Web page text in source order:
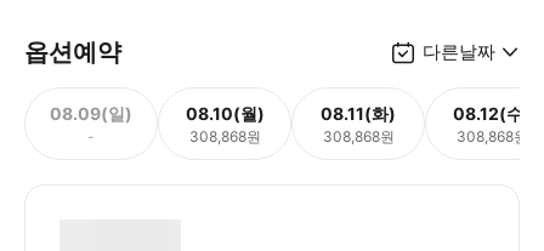
옵션예약 다른날짜
08.09(일)
-
08.10(월)
308,868원
08.11(화)
308,868원
08.12(수)
308,868원